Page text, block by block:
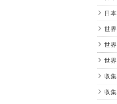
日
世
世
世
収
収